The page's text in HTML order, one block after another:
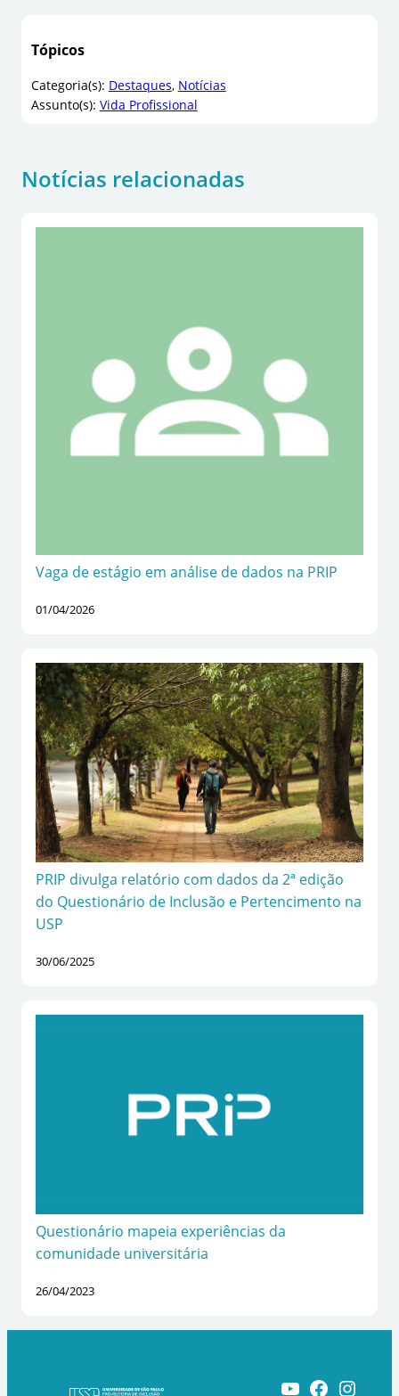
Tópicos
Categoria(s): Destaques, Notícias
Assunto(s): Vida Profissional
Notícias relacionadas
Vaga de estágio em análise de dados na PRIP
01/04/2026
PRIP divulga relatório com dados da 2ª edição
do Questionário de Inclusão e Pertencimento na
USP
30/06/2025
Questionário mapeia experiências da
comunidade universitária
26/04/2023
Youtube Facebook Instagram